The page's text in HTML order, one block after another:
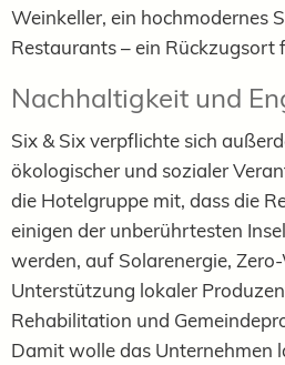
Weinkeller, ein hochmodernes
Restaurants – ein Rückzugsort
Nachhaltigkeit und
Six & Six verpflichte sich
ökologischer und sozialer
die Hotelgruppe mit, dass die
einigen der unberührtesten
werden, auf Solarenergie,
Unterstützung lokaler
Rehabilitation und
Damit wolle das Unternehmen